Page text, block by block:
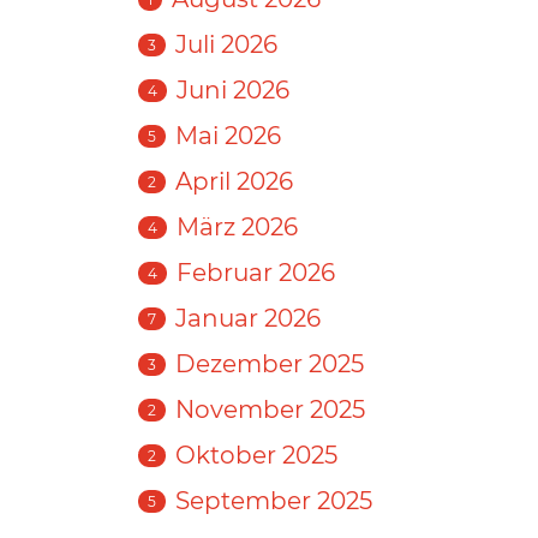
3 Juli 2026
4 Juni 2026
5 Mai 2026
2 April 2026
4 März 2026
4 Februar 2026
7 Januar 2026
3 Dezember 2025
2 November 2025
2 Oktober 2025
5 September 2025